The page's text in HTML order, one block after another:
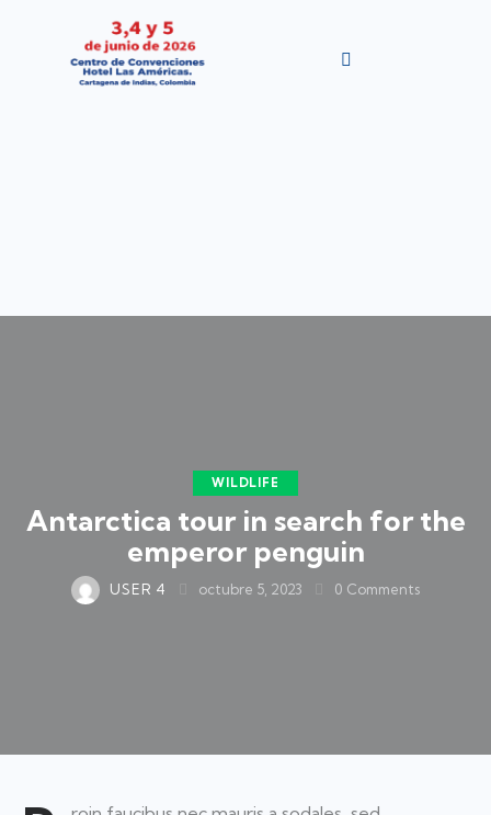
WILDLIFE
Antarctica tour in search for the
emperor penguin
USER 4 octubre 5, 2023 0 Comments